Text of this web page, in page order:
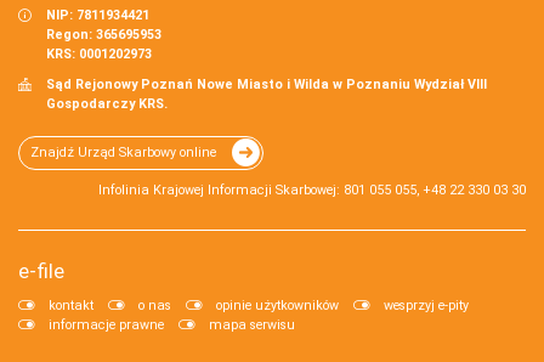
NIP: 7811934421
Regon: 365695953
KRS: 0001202973
Sąd Rejonowy Poznań Nowe Miasto i Wilda w Poznaniu Wydział VIII
Gospodarczy KRS.
Znajdź Urząd Skarbowy online
Infolinia Krajowej Informacji Skarbowej: 801 055 055, +48 22 330 03 30
e-file
kontakt o nas opinie użytkowników
wesprzyj e-pity
informacje prawne
mapa serwisu